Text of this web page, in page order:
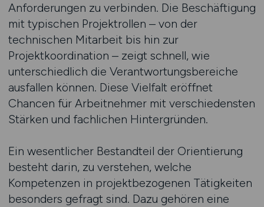
Anforderungen zu verbinden. Die Beschäftigung
mit typischen Projektrollen – von der
technischen Mitarbeit bis hin zur
Projektkoordination – zeigt schnell, wie
unterschiedlich die Verantwortungsbereiche
ausfallen können. Diese Vielfalt eröffnet
Chancen für Arbeitnehmer mit verschiedensten
Stärken und fachlichen Hintergründen.
Ein wesentlicher Bestandteil der Orientierung
besteht darin, zu verstehen, welche
Kompetenzen in projektbezogenen Tätigkeiten
besonders gefragt sind. Dazu gehören eine